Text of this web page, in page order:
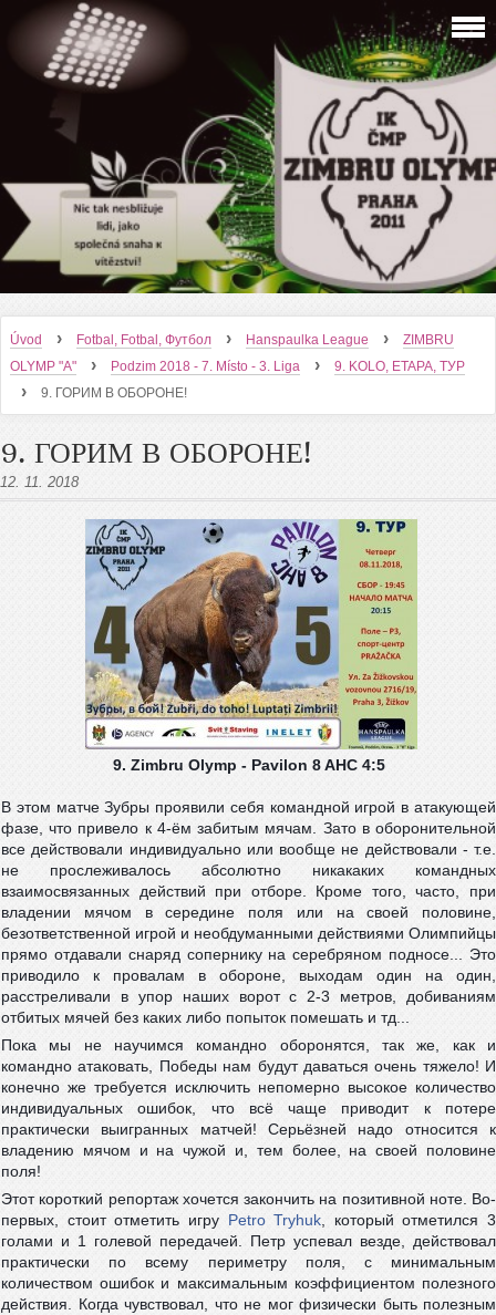
Úvod › Fotbal, Fotbal, Футбол › Hanspaulka League ›
ZIMBRU
OLYMP "A"
› Podzim 2018 - 7. Místo - 3. Liga › 9. KOLO, ETAPA, ТУР
› 9. ГОРИМ В ОБОРОНЕ!
9. ГОРИМ В ОБОРОНЕ!
12. 11. 2018
9. Zimbru Olymp - Pavilon 8 AHC 4:5
В этом матче Зубры проявили себя командной игрой в атакующей
фазе, что привело к 4-ём забитым мячам. Зато в оборонительной
все действовали индивидуально или вообще не действовали - т.е.
не прослеживалось абсолютно никакаких командных
взаимосвязанных действий при отборе. Кроме того, часто, при
владении мячом в середине поля или на своей половине,
безответственной игрой и необдуманными действиями Олимпийцы
прямо отдавали снаряд сопернику на серебряном подносе... Это
приводило к провалам в обороне, выходам один на один,
расстреливали в упор наших ворот с 2-3 метров, добиваниям
отбитых мячей без каких либо попыток помешать и тд...
Пока мы не научимся командно оборонятся, так же, как и
командно атаковать, Победы нам будут даваться очень тяжело! И
конечно же требуется исключить непомерно высокое количество
индивидуальных ошибок, что всё чаще приводит к потере
практически выигранных матчей! Серьёзней надо относится к
владению мячом и на чужой и, тем более, на своей половине
поля!
Этот короткий репортаж хочется закончить на позитивной ноте. Во-
первых, стоит отметить игру Petro Tryhuk , который отметился 3
голами и 1 голевой передачей. Петр успевал везде, действовал
практически по всему периметру поля, с минимальным
количеством ошибок и максимальным коэффициентом полезного
действия. Когда чувствовал, что не мог физически быть полезным